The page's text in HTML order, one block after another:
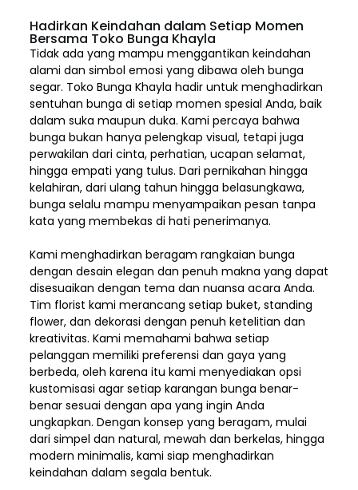
Hadirkan Keindahan dalam Setiap Momen
Bersama Toko Bunga Khayla
Tidak ada yang mampu menggantikan keindahan
alami dan simbol emosi yang dibawa oleh bunga
segar. Toko Bunga Khayla hadir untuk menghadirkan
sentuhan bunga di setiap momen spesial Anda, baik
dalam suka maupun duka. Kami percaya bahwa
bunga bukan hanya pelengkap visual, tetapi juga
perwakilan dari cinta, perhatian, ucapan selamat,
hingga empati yang tulus. Dari pernikahan hingga
kelahiran, dari ulang tahun hingga belasungkawa,
bunga selalu mampu menyampaikan pesan tanpa
kata yang membekas di hati penerimanya.
Kami menghadirkan beragam rangkaian bunga
dengan desain elegan dan penuh makna yang dapat
disesuaikan dengan tema dan nuansa acara Anda.
Tim florist kami merancang setiap buket, standing
flower, dan dekorasi dengan penuh ketelitian dan
kreativitas. Kami memahami bahwa setiap
pelanggan memiliki preferensi dan gaya yang
berbeda, oleh karena itu kami menyediakan opsi
kustomisasi agar setiap karangan bunga benar-
benar sesuai dengan apa yang ingin Anda
ungkapkan. Dengan konsep yang beragam, mulai
dari simpel dan natural, mewah dan berkelas, hingga
modern minimalis, kami siap menghadirkan
keindahan dalam segala bentuk.